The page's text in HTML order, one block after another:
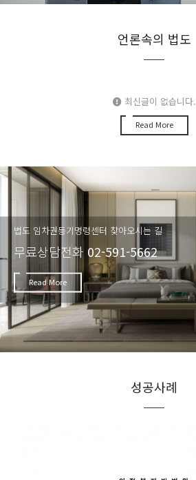
언론속의 법도
최신글이 없습니다.
Read More
법도 임차권등기명령센터 찾아오시는 길
무료상담전화 02-591-5662
Read More
성공사례